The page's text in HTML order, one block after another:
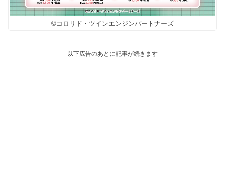
©コロリド・ツインエンジンパートナーズ
以下広告のあとに記事が続きます